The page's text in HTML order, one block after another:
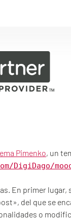
Pimenko, un
DigiDago/
En primer
del que se
o